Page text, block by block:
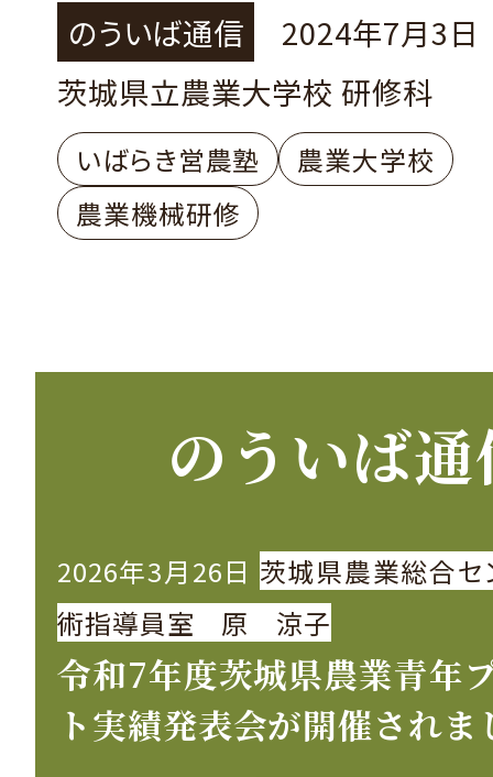
のういば通信
2024年7月3日
茨城県立農業大学校 研修科
いばらき営農塾
農業大学校
農業機械研修
のういば
2026年3月26日 茨城県農業総合セ
術指導員室 原 涼子
令和7年度茨城県農業青年
ト実績発表会が開催されま